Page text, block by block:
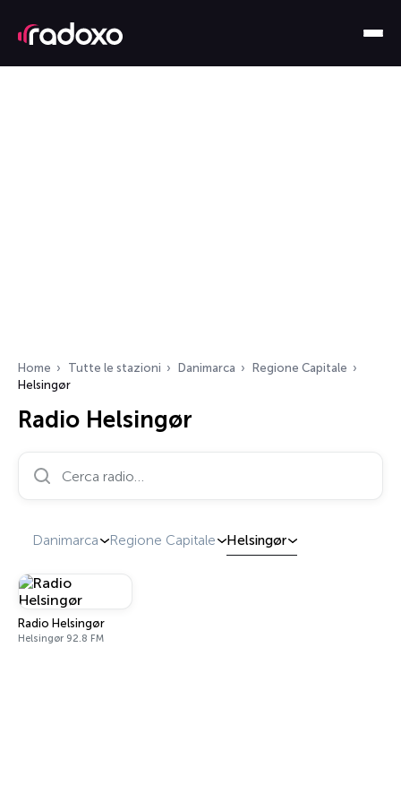
Home Tutte le stazioni Danimarca
Regione Capitale
Helsingør
Radio Helsingør
Danimarca Regione Capitale Helsingør
Radio Helsingør
Helsingør 92.8 FM